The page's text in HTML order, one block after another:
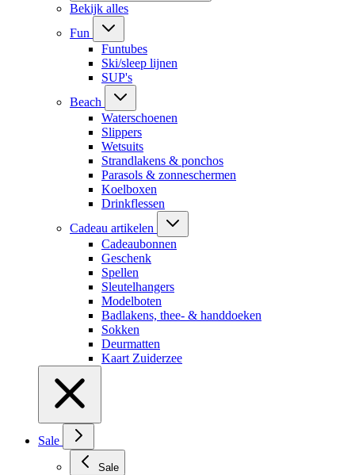
Bekijk alles
Fun
Funtubes
Ski/sleep lijnen
SUP's
Beach
Waterschoenen
Slippers
Wetsuits
Strandlakens & ponchos
Parasols & zonneschermen
Koelboxen
Drinkflessen
Cadeau artikelen
Cadeaubonnen
Geschenk
Spellen
Sleutelhangers
Modelboten
Badlakens, thee- & handdoeken
Sokken
Deurmatten
Kaart Zuiderzee
Sale
Sale